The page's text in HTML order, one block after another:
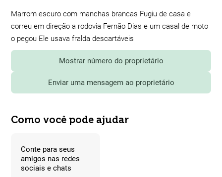
Marrom escuro com manchas brancas Fugiu de casa e
correu em direção a rodovia Fernão Dias e um casal de moto
o pegou Ele usava fralda descartáveis
Mostrar número do proprietário
Enviar uma mensagem ao proprietário
Como você pode ajudar
Conte para seus
amigos nas redes
sociais e chats